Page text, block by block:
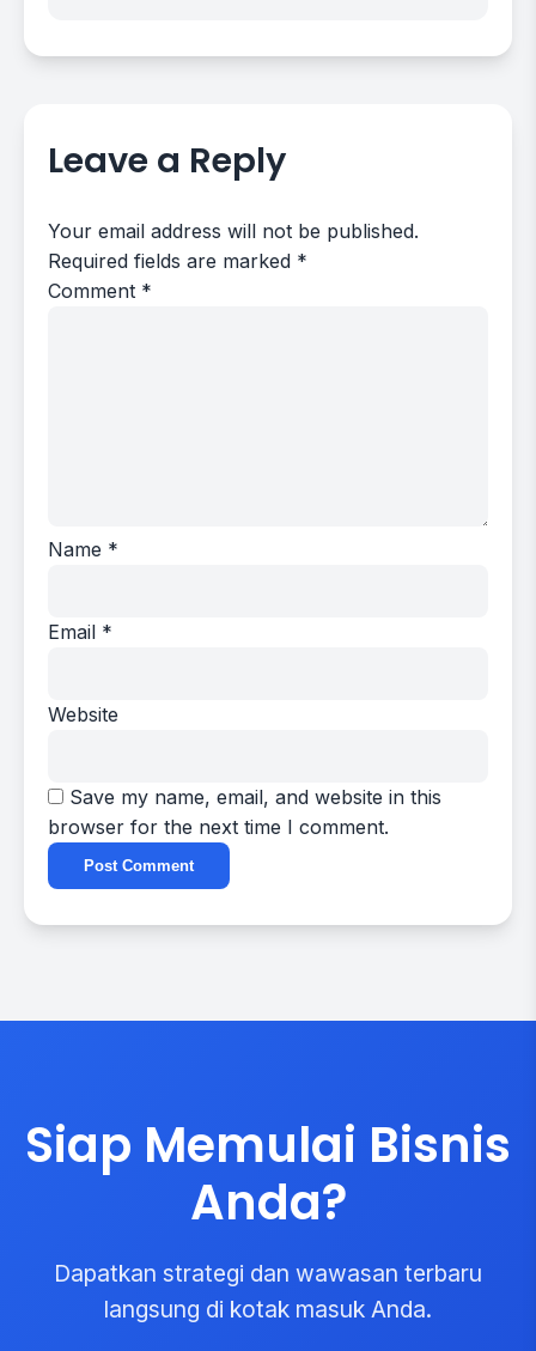
Leave a Reply
Your email address will not be published.
Required fields are marked *
Comment *
Name *
Email *
Website
Save my name, email, and website in this
browser for the next time I comment.
Siap Memulai Bisnis
Anda?
Dapatkan strategi dan wawasan terbaru
langsung di kotak masuk Anda.